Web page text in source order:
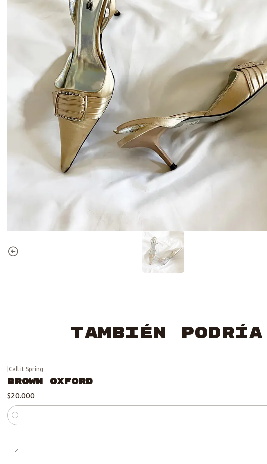
También
Call it Spring
Brown Oxford
$20.000
Cantidad